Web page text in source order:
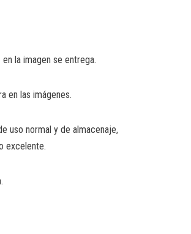
la imagen se entrega.
en las imágenes.
uso normal y de almacenaje,
excelente.